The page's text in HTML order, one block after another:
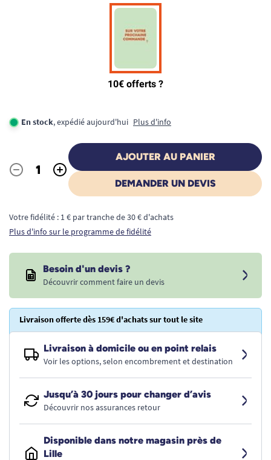
En stock, expédié aujourd'hui Plus d'info
Quantité
- +
AJOUTER AU PANIER
DEMANDER UN DEVIS
Votre fidélité : 1 € par tranche de 30 € d'achats
Plus d'info sur le programme de fidélité
Besoin d'un devis ?
Découvrir comment faire un devis
Livraison offerte dès 159€ d'achats sur tout le site
Livraison à domicile ou en point relais
Voir les options, selon encombrement et destination
Jusqu’à 30 jours pour changer d’avis
Découvrir nos assurances retour
Disponible dans notre magasin près de
Lille